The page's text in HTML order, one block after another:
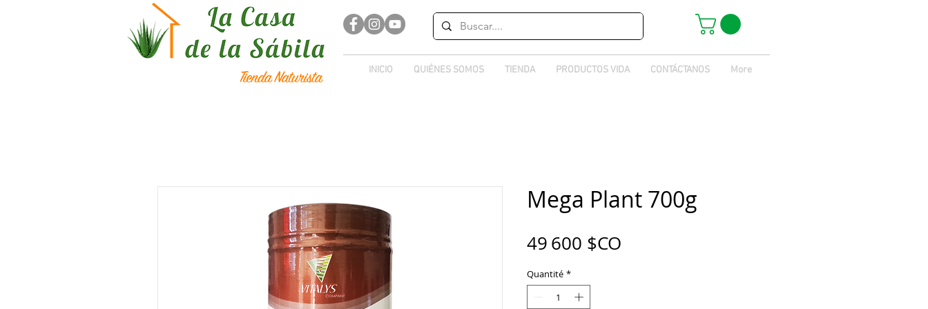
INICIO QUIÉNES SOMOS TIENDA PRODUCTOS VIDA CONTÁCTANOS More
Mega Plant 700g
49 600 $COPrix
Quantité *